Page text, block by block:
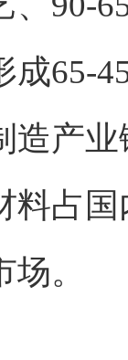
成65-
造产
料占国
场。